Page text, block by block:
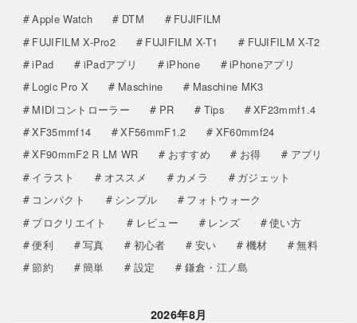
Apple Watch DTM
FUJIFILM
FUJIFILM X-Pro2
FUJIFILM X-T1
FUJIFILM X-T2
iPad
iPadアプリ iPhone
iPhoneアプリ
Logic Pro X
Maschine
Maschine MK3
MIDIコントローラー
PR Tips
XF23mmf1.4
XF35mmf14
XF56mmF1.2
XF60mmf24
XF90mmF2 R LM WR
おすすめ お得
アプリ
イラスト
オススメ カメラ
ガジェット
コンパクト
シンプル
フォトウォーク
プロクリエイト
レビュー レンズ
使い方
便利
写真 初心者 安い 機材
無料
節約
簡単 設定 鎌倉・江ノ島
2026年8月